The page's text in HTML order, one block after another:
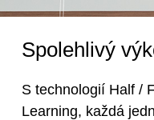
Spolehlivý
S technologií Half /
Learning, každá